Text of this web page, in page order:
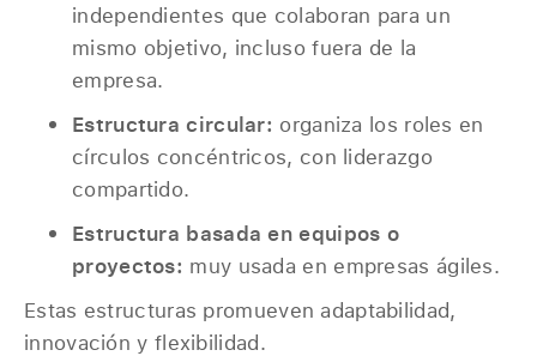
independientes que colaboran para un
mismo objetivo, incluso fuera de la
empresa.
Estructura circular: organiza los roles en
círculos concéntricos, con liderazgo
compartido.
Estructura basada en equipos o
proyectos: muy usada en empresas ágiles.
Estas estructuras promueven adaptabilidad,
innovación y flexibilidad.